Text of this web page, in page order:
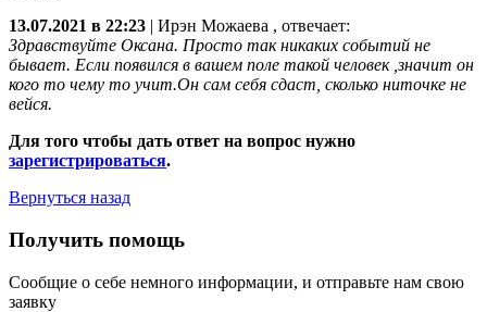
13.07.2021 в 22:23
Ирэн Можаева , отвечает:
Здравствуйте Оксана. Просто так никаких событий не
бывает. Если появился в вашем поле такой человек ,значит он
кого то чему то учит.Он сам себя сдаст, сколько ниточке не
вейся.
Для того чтобы дать ответ на вопрос нужно
зарегистрироваться.
Вернуться назад
Получить помощь
Сообщие о себе немного информации, и отправьте нам свою
заявку